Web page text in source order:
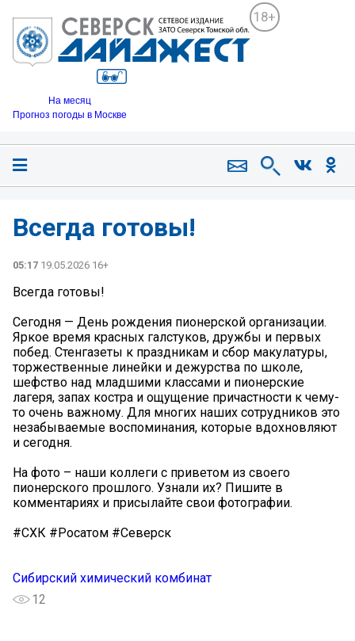
18+
На месяц
Прогноз погоды в Москве
Всегда готовы!
05:17 19.05.2026 16+
Всегда готовы!
Сегодня — День рождения пионерской организации.
Яркое время красных галстуков, дружбы и первых
побед. Стенгазеты к праздникам и сбор макулатуры,
торжественные линейки и дежурства по школе,
шефство над младшими классами и пионерские
лагеря, запах костра и ощущение причастности к чему-
то очень важному. Для многих наших сотрудников это
незабываемые воспоминания, которые вдохновляют
и сегодня.
На фото – наши коллеги с приветом из своего
пионерского прошлого. Узнали их? Пишите в
комментариях и присылайте свои фотографии.
#СХК #Росатом #Северск
Сибирский химический комбинат
12